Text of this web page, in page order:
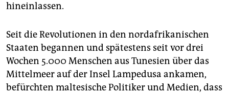
hineinlassen.
Seit die Revolutionen in den nordafrikanischen
Staaten begannen und spätestens seit vor drei
Wochen 5.000 Menschen aus Tunesien über das
Mittelmeer auf der Insel Lampedusa ankamen,
befürchten maltesische Politiker und Medien, dass